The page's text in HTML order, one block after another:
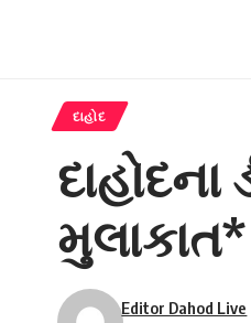
દાહોદ
મુલાકાત*
Editor Dahod Live